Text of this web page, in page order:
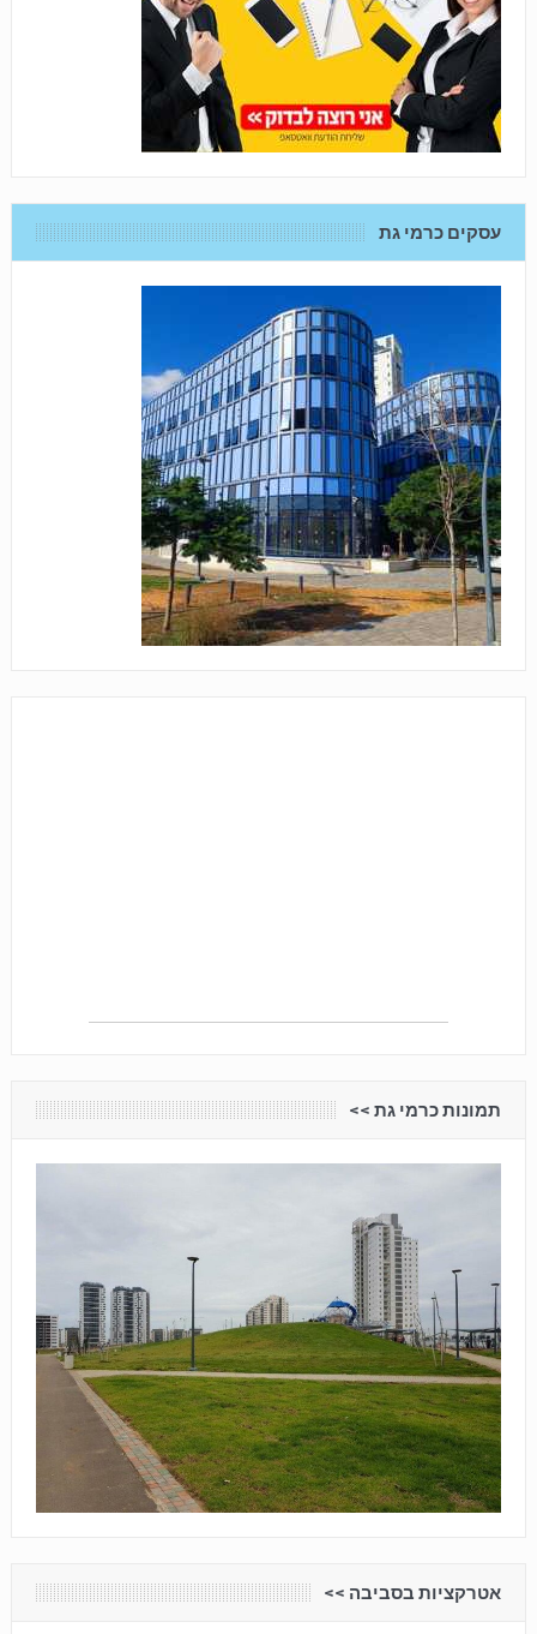
עסקים כרמי גת
תמונות כרמי גת <<
אטרקציות בסביבה <<